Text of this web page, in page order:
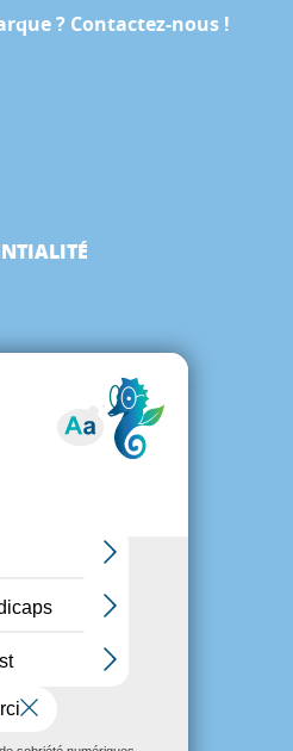
? Contactez-nous !